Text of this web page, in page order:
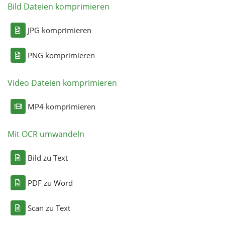
Bild Dateien komprimieren
JPG komprimieren
PNG komprimieren
Video Dateien komprimieren
MP4 komprimieren
Mit OCR umwandeln
Bild zu Text
PDF zu Word
Scan zu Text